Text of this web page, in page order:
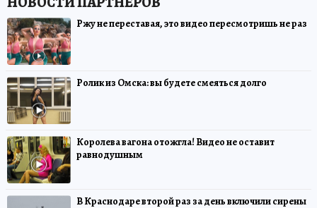
Ржу не переставая, это видео пересмотришь не раз
Ролик из Омска: вы будете смеяться долго
Королева вагона отожгла! Видео не оставит
равнодушным
В Краснодаре второй раз за день включили сирены